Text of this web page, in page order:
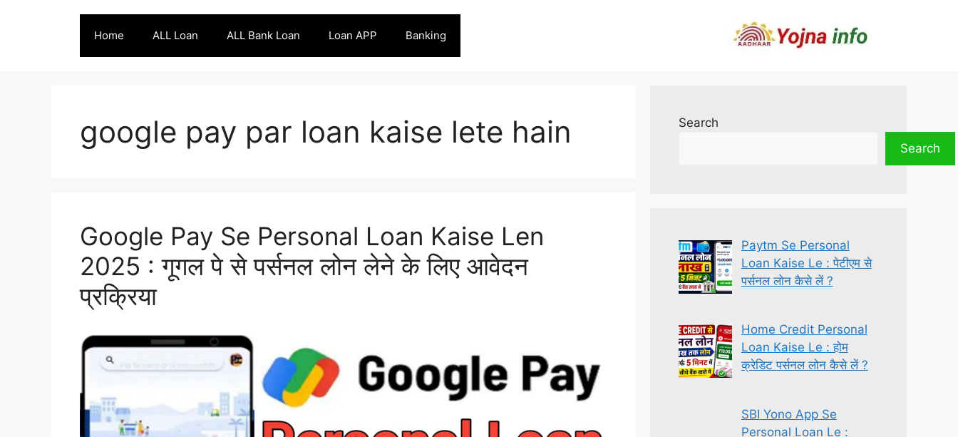
Home ALL Loan ALL Bank Loan Loan APP Banking
google pay par loan kaise lete hain
Google Pay Se Personal Loan Kaise Len
2025 : गूगल पे से पर्सनल लोन लेने के लिए आवेदन
प्रक्रिया
Search
Search
Paytm Se Personal
Loan Kaise Le : पेटीएम से
पर्सनल लोन कैसे लें ?
Home Credit Personal
Loan Kaise Le : होम
क्रेडिट पर्सनल लोन कैसे लें ?
SBI Yono App Se
Personal Loan Le :